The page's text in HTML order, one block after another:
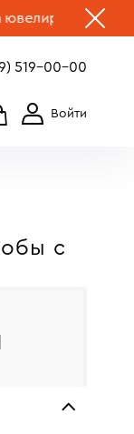
изделий по
519-00-00
c